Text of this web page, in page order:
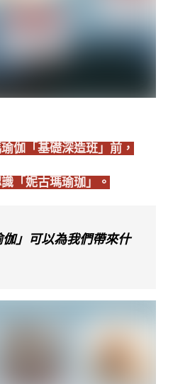
伽「基礎深造班」前，
「妮古瑪瑜珈」。
」可以為我們帶來什